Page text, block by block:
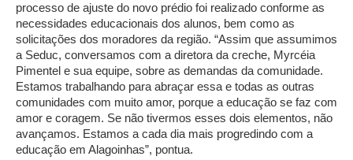
processo de ajuste do novo prédio foi realizado conforme as
necessidades educacionais dos alunos, bem como as
solicitações dos moradores da região. “Assim que assumimos
a Seduc, conversamos com a diretora da creche, Myrcéia
Pimentel e sua equipe, sobre as demandas da comunidade.
Estamos trabalhando para abraçar essa e todas as outras
comunidades com muito amor, porque a educação se faz com
amor e coragem. Se não tivermos esses dois elementos, não
avançamos. Estamos a cada dia mais progredindo com a
educação em Alagoinhas”, pontua.